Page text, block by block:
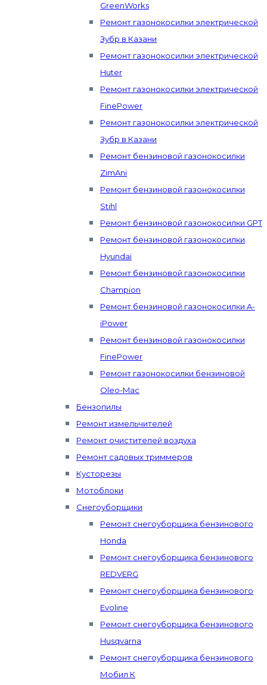
GreenWorks
Ремонт газонокосилки электрической
Зубр в Казани
Ремонт газонокосилки электрической
Huter
Ремонт газонокосилки электрической
FinePower
Ремонт газонокосилки электрической
Зубр в Казани
Ремонт бензиновой газонокосилки
ZimAni
Ремонт бензиновой газонокосилки
Stihl
Ремонт бензиновой газонокосилки GPT
Ремонт бензиновой газонокосилки
Hyundai
Ремонт бензиновой газонокосилки
Champion
Ремонт бензиновой газонокосилки A-
iPower
Ремонт бензиновой газонокосилки
FinePower
Ремонт газонокосилки бензиновой
Oleo-Mac
Бензопилы
Ремонт измельчителей
Ремонт очистителей воздуха
Ремонт садовых триммеров
Кусторезы
Мотоблоки
Снегоуборщики
Ремонт снегоуборщика бензинового
Honda
Ремонт снегоуборщика бензинового
REDVERG
Ремонт снегоуборщика бензинового
Evoline
Ремонт снегоуборщика бензинового
Husqvarna
Ремонт снегоуборщика бензинового
Мобил К